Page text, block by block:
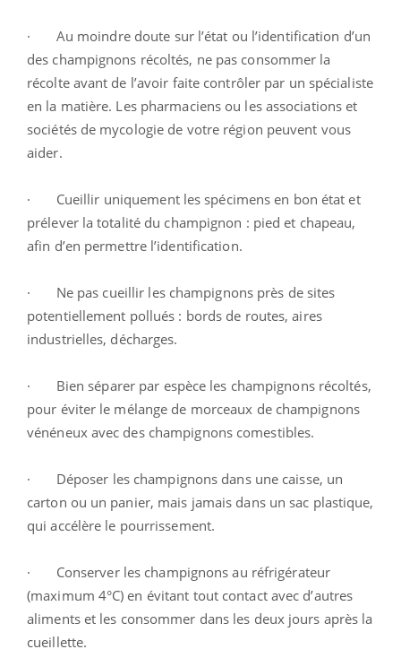
· Au moindre doute sur l’état ou l’identification d’un
des champignons récoltés, ne pas consommer la
récolte avant de l’avoir faite contrôler par un spécialiste
en la matière. Les pharmaciens ou les associations et
sociétés de mycologie de votre région peuvent vous
aider.
· Cueillir uniquement les spécimens en bon état et
prélever la totalité du champignon : pied et chapeau,
afin d’en permettre l’identification.
· Ne pas cueillir les champignons près de sites
potentiellement pollués : bords de routes, aires
industrielles, décharges.
· Bien séparer par espèce les champignons récoltés,
pour éviter le mélange de morceaux de champignons
vénéneux avec des champignons comestibles.
· Déposer les champignons dans une caisse, un
carton ou un panier, mais jamais dans un sac plastique,
qui accélère le pourrissement.
· Conserver les champignons au réfrigérateur
(maximum 4°C) en évitant tout contact avec d’autres
aliments et les consommer dans les deux jours après la
cueillette.